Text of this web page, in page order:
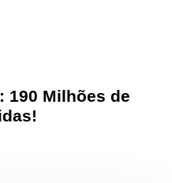
190 Milhões de